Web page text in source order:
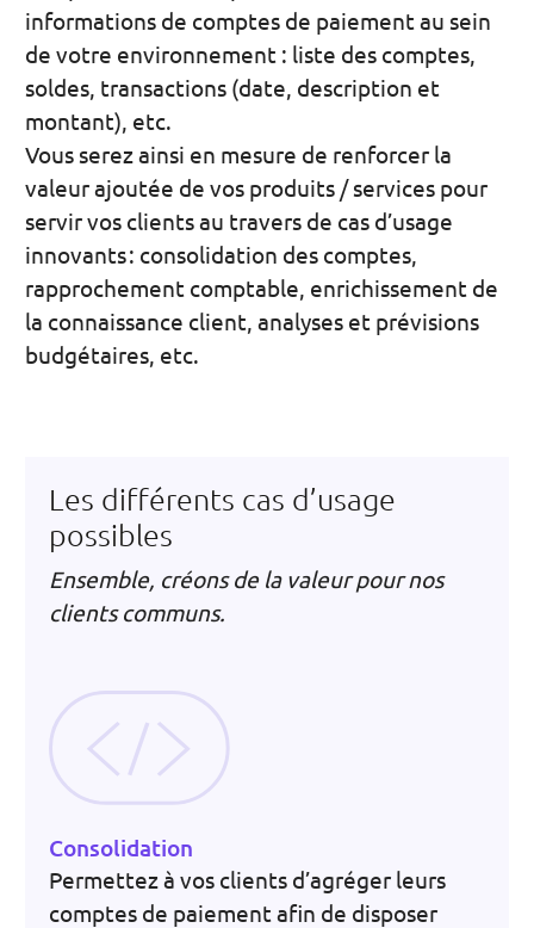
informations de comptes de paiement au sein
de votre environnement : liste des comptes,
soldes, transactions (date, description et
montant), etc.
Vous serez ainsi en mesure de renforcer la
valeur ajoutée de vos produits / services pour
servir vos clients au travers de cas d’usage
innovants : consolidation des comptes,
rapprochement comptable, enrichissement de
la connaissance client, analyses et prévisions
budgétaires, etc.
Les différents cas d’usage
possibles
Ensemble, créons de la valeur pour nos
clients communs.
Consolidation
Permettez à vos clients d’agréger leurs
comptes de paiement afin de disposer